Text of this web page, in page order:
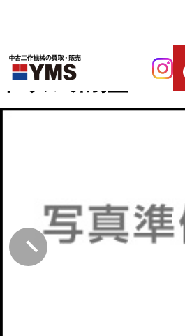
研削盤
ドリル研削盤